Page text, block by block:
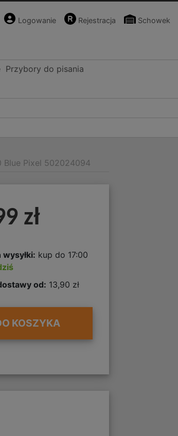
Logowanie Rejestracja Schowek
Przybory do pisania
Blue Pixel 502024094
zł
kup do 17:00
od: 13,90 zł
KOSZYKA